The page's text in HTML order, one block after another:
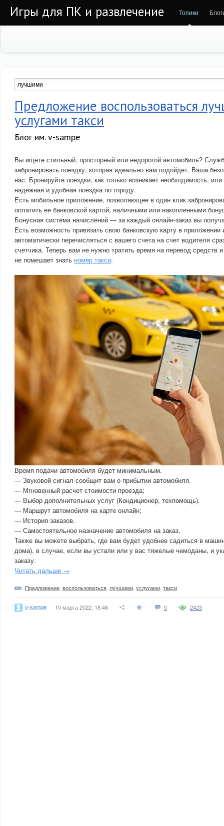
Игры для ПК и развлечение Топики
Предложение воспользоваться
услугами такси
Блог им. v-sampe
Вы ищете стильный, просторный или недорогой автомобиль?
забронировать поездку, которая идеально вам подойдет. Ваша
нас. Бронируйте поездки, как только возникает необходимость,
надежная и удобная поездка по городу.
Есть мобильное приложение, позволяющее в один клик
оплатить ее банковской картой, наличными или накопленными
Бонусная система начислений — за каждый онлайн-заказ вы
Есть возможность привязать свою банковскую карту в приложении
автоматически перечисляться с вашего счета на счет водителя
счетчика. Теперь вам не нужно тратить время на перевод средств
не помешает знать номер такси.
Время подачи автомобиля будет минимальным.
— Звуковой сигнал сообщит вам о прибытии автомобиля.
— Мгновенный расчет стоимости проезда;
— Выбор дополнительных услуг (Кондиционер, техпомощь).
— Маршрут автомобиля на карте онлайн;
— История заказов.
— Самостоятельное назначение автомобиля на заказ.
Также вы можете выбрать, где вам будет удобнее садиться в
дома), в случае, если вы устали или у вас тяжелые чемоданы, и
заказу.
Читать дальше →
Предложение воспользоваться лучшими услугами такси
v-sampe 10 марта 2022, 18:46 0 2423